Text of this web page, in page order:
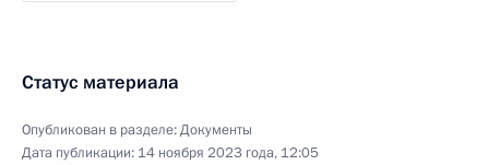
Статус материала
Опубликован в разделе:Документы
Дата публикации: 14 ноября 2023 года, 12:05